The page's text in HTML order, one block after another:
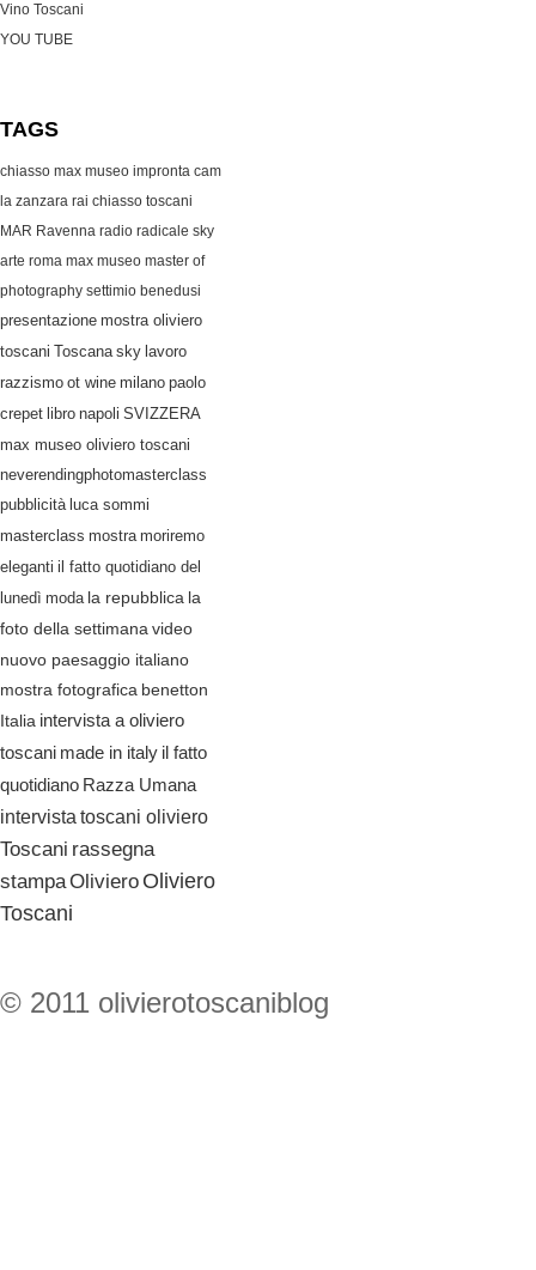
Vino Toscani
YOU TUBE
TAGS
chiasso max museo impronta cam
la zanzara rai chiasso toscani
MAR Ravenna radio radicale sky
arte roma max museo master of
photography settimio benedusi
presentazione mostra oliviero
toscani
Toscana sky lavoro
razzismo ot wine milano paolo
crepet libro napoli SVIZZERA
max museo oliviero toscani
neverendingphotomasterclass
pubblicità luca sommi
masterclass mostra moriremo
eleganti il fatto quotidiano del
lunedì moda la repubblica la
foto della settimana video
nuovo paesaggio italiano
mostra fotografica benetton
Italia intervista a oliviero
toscani made in italy il fatto
quotidiano Razza Umana
intervista toscani oliviero
Toscani rassegna
stampaOliviero Oliviero
Toscani
© 2011 olivierotoscaniblog